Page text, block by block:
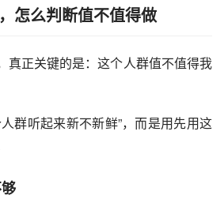
怎么判断值不值得做
真正关键的是：这个人群值不值得我
群听起来新不新鲜”，而是用先用这